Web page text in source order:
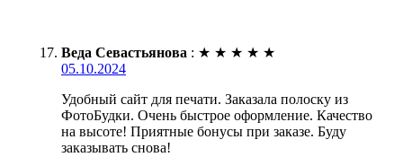
Веда Севастьянова : ★ ★ ★ ★ ★
05.10.2024
Удобный сайт для печати. Заказала полоску из
ФотоБудки. Очень быстрое оформление. Качество
на высоте! Приятные бонусы при заказе. Буду
заказывать снова!